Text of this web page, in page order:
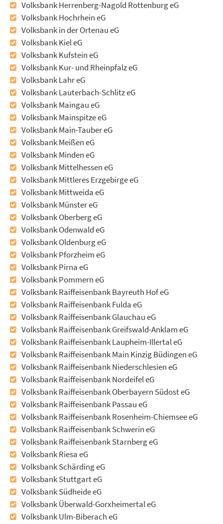
Volksbank Herrenberg-Nagold Rottenburg eG
Volksbank Hochrhein eG
Volksbank in der Ortenau eG
Volksbank Kiel eG
Volksbank Kufstein eG
Volksbank Kur- und Rheinpfalz eG
Volksbank Lahr eG
Volksbank Lauterbach-Schlitz eG
Volksbank Maingau eG
Volksbank Mainspitze eG
Volksbank Main-Tauber eG
Volksbank Meißen eG
Volksbank Minden eG
Volksbank Mittelhessen eG
Volksbank Mittleres Erzgebirge eG
Volksbank Mittweida eG
Volksbank Münster eG
Volksbank Oberberg eG
Volksbank Odenwald eG
Volksbank Oldenburg eG
Volksbank Pforzheim eG
Volksbank Pirna eG
Volksbank Pommern eG
Volksbank Raiffeisenbank Bayreuth Hof eG
Volksbank Raiffeisenbank Fulda eG
Volksbank Raiffeisenbank Glauchau eG
Volksbank Raiffeisenbank Greifswald-Anklam eG
Volksbank Raiffeisenbank Laupheim-Illertal eG
Volksbank Raiffeisenbank Main Kinzig Büdingen eG
Volksbank Raiffeisenbank Niederschlesien eG
Volksbank Raiffeisenbank Nordeifel eG
Volksbank Raiffeisenbank Oberbayern Südost eG
Volksbank Raiffeisenbank Passau eG
Volksbank Raiffeisenbank Rosenheim-Chiemsee eG
Volksbank Raiffeisenbank Schwerin eG
Volksbank Raiffeisenbank Starnberg eG
Volksbank Riesa eG
Volksbank Schärding eG
Volksbank Stuttgart eG
Volksbank Südheide eG
Volksbank Überwald-Gorxheimertal eG
Volksbank Ulm-Biberach eG